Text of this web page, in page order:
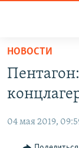
Вернуться
основному
содержанию
КАРТА
ИСТОРИЯ
НОВОСТИ
04 мая 2019,